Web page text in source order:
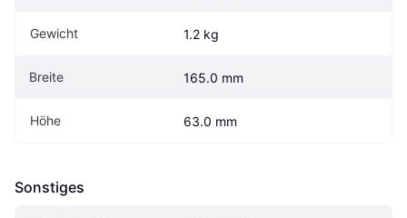
Gewicht 1.2 kg
Breite 165.0 mm
Höhe 63.0 mm
Sonstiges